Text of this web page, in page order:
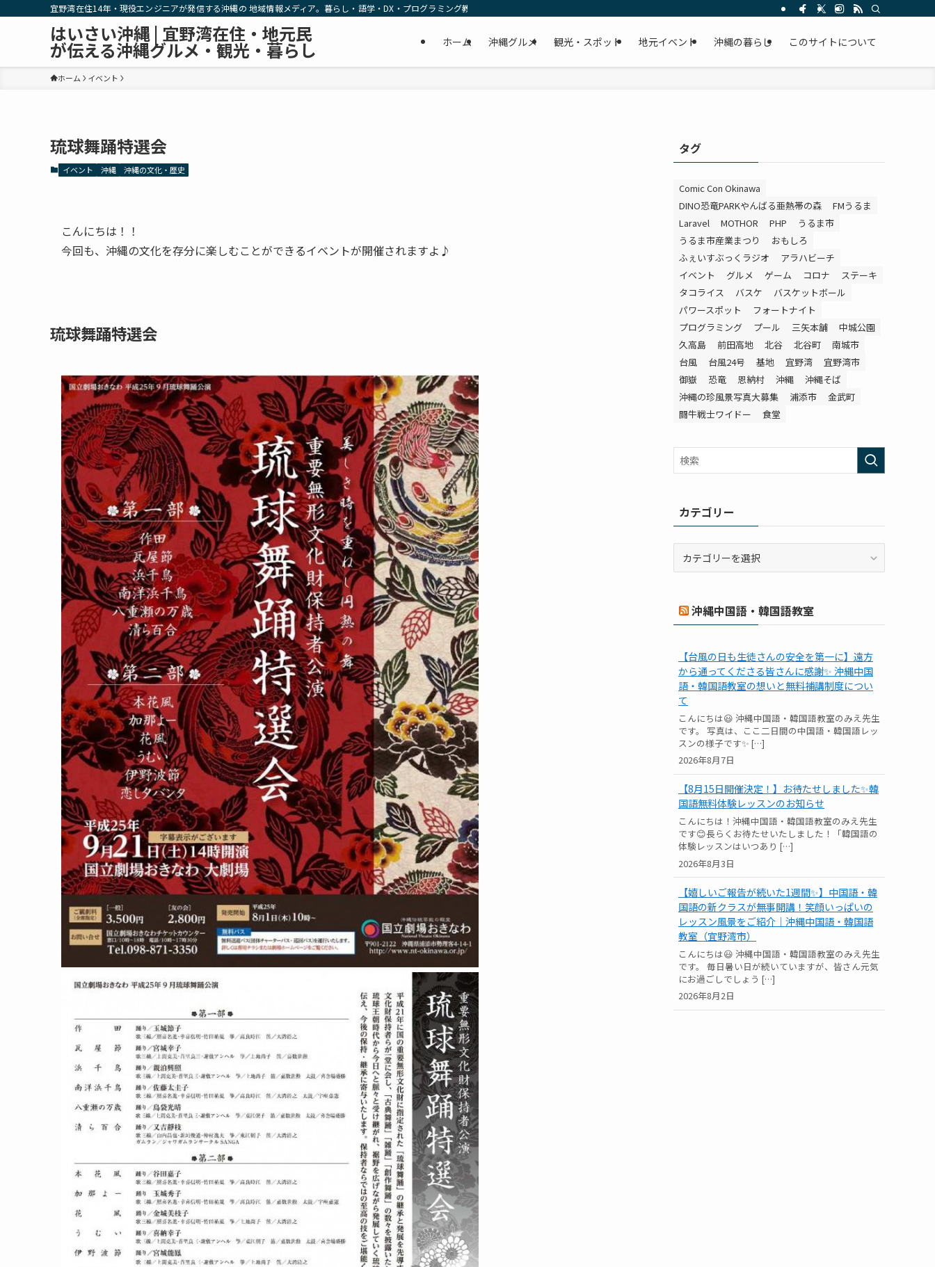
宜野湾在住14年・現役エンジニアが発信する沖縄の 地域情報メディア。暮らし・語学・DX・プログラミング教育の リアルな一次情報をお届けします。
はいさい沖縄 | 宜野湾在住・地元民
が伝える沖縄グルメ・観光・暮らし ホーム 沖縄グルメ 観光・スポット 地元イベント 沖縄の暮らし このサイトについて
ホーム イベント
琉球舞踊特選会
イベント 沖縄 沖縄の文化・歴史
こんにちは！！
今回も、沖縄の文化を存分に楽しむことができるイベントが開催されますよ♪
琉球舞踊特選会
タグ
Comic Con Okinawa
DINO恐竜PARKやんばる亜熱帯の森
FMうるま
Laravel
MOTHOR PHP
うるま市
うるま市産業まつり
おもしろ
ふぇいすぶっくラジオ
アラハビーチ
イベント
グルメ ゲーム コロナ
ステーキ
タコライス
バスケ
バスケットボール
パワースポット
フォートナイト
プログラミング
プール 三矢本舗
中城公園
久高島
前田高地 北谷 北谷町
南城市
台風
台風24号 基地 宜野湾
宜野湾市
御嶽
恐竜 恩納村 沖縄
沖縄そば
沖縄の珍風景写真大募集
浦添市
金武町
闘牛戦士ワイドー
食堂
カテゴリー
ー
沖縄中国語・韓国語教室
【台風の日も生徒さんの安全を第一に】遠方
から通ってくださる皆さんに感謝✨ 沖縄中国
語・韓国語教室の想いと無料補講制度につい
て
2026年8月7日
こんにちは😃 沖縄中国語・韓国語教室のみえ先生
です。 写真は、ここ二日間の中国語・韓国語レッ
スンの様子です✨ […]
【8月15日開催決定！】お待たせしました✨韓
国語無料体験レッスンのお知らせ
2026年8月3日
こんにちは！沖縄中国語・韓国語教室のみえ先生
です😊長らくお待たせいたしました！「韓国語の
体験レッスンはいつあり […]
【嬉しいご報告が続いた1週間✨】中国語・韓
国語の新クラスが無事開講！笑顔いっぱいの
レッスン風景をご紹介｜沖縄中国語・韓国語
教室（宜野湾市）
2026年8月2日
こんにちは😃 沖縄中国語・韓国語教室のみえ先生
です。 毎日暑い日が続いていますが、皆さん元気
にお過ごしでしょう […]